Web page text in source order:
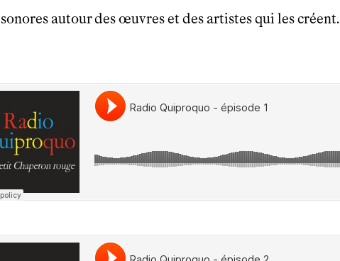
autour des œuvres et des artistes qui les créent.
Découvrir
Le théâtre
tnba, centre dramatique national
Artiste directrice
Artistes associé·es
Salles
L'école